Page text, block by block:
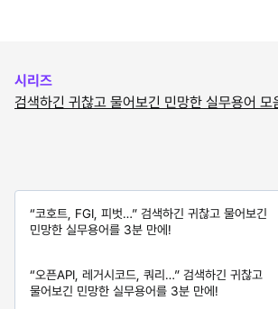
시리즈
검색하긴 귀찮고 물어보긴 민망한 실무용어 모
“코호트, FGI, 피벗…” 검색하긴 귀찮고 물어보긴
민망한 실무용어를 3분 만에!
“오픈API, 레거시코드, 쿼리…” 검색하긴 귀찮고
물어보긴 민망한 실무용어를 3분 만에!